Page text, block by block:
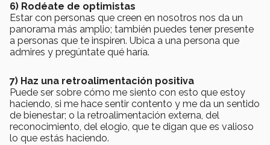
6) Rodéate de optimistas
Estar con personas que creen en nosotros nos da un
panorama más amplio; también puedes tener presente
a personas que te inspiren. Ubica a una persona que
admires y pregúntate qué haría.
7) Haz una retroalimentación positiva
Puede ser sobre cómo me siento con esto que estoy
haciendo, si me hace sentir contento y me da un sentido
de bienestar; o la retroalimentación externa, del
reconocimiento, del elogio, que te digan que es valioso
lo que estás haciendo.